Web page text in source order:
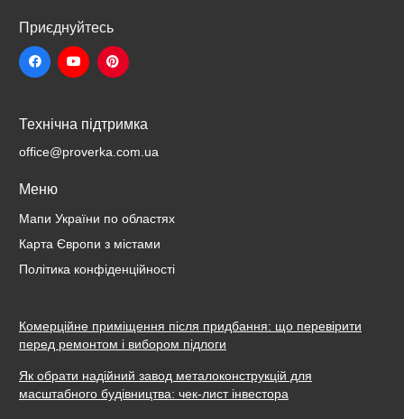
Приєднуйтесь
Технічна підтримка
office@proverka.com.ua
Меню
Мапи України по областях
Карта Європи з містами
Політика конфіденційності
Комерційне приміщення після придбання: що перевірити
перед ремонтом і вибором підлоги
Як обрати надійний завод металоконструкцій для
масштабного будівництва: чек-лист інвестора